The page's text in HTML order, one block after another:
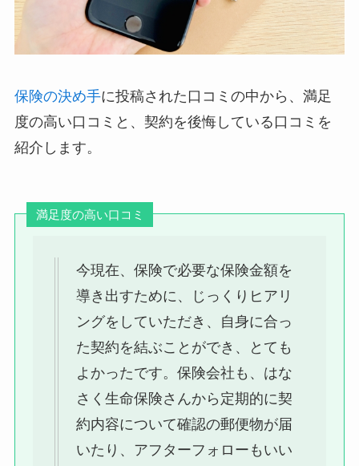
保険の決め手に投稿された口コミの中から、満足
度の高い口コミと、契約を後悔している口コミを
紹介します。
満足度の高い口コミ
今現在、保険で必要な保険金額を
導き出すために、じっくりヒアリ
ングをしていただき、自身に合っ
た契約を結ぶことができ、とても
よかったです。保険会社も、はな
さく生命保険さんから定期的に契
約内容について確認の郵便物が届
いたり、アフターフォローもいい